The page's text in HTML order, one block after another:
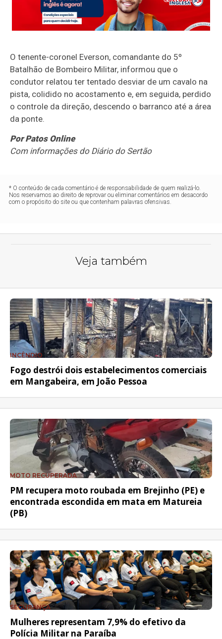
O tenente-coronel Everson, comandante do 5º
Batalhão de Bombeiro Militar, informou que o
condutor relatou ter tentado desviar de um cavalo na
pista, colidido no acostamento e, em seguida, perdido
o controle da direção, descendo o barranco até a área
da ponte.
Por Patos Online
Com informações do Diário do Sertão
* O conteúdo de cada comentário é de responsabilidade de quem realizá-lo.
Nos reservamos ao direito de reprovar ou eliminar comentários em desacordo
com o propósito do site ou que contenham palavras ofensivas.
Veja também
INCÊNDIO
Fogo destrói dois estabelecimentos comerciais
em Mangabeira, em João Pessoa
MOTO RECUPERADA
PM recupera moto roubada em Brejinho (PE) e
encontrada escondida em mata em Matureia
(PB)
SEGURANÇA
Mulheres representam 7,9% do efetivo da
Polícia Militar na Paraíba